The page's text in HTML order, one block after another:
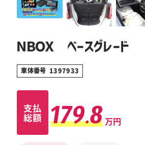
ＮＢＯＸ ベースグレード
車体番号 1397933
支払
総額 179.8 万円